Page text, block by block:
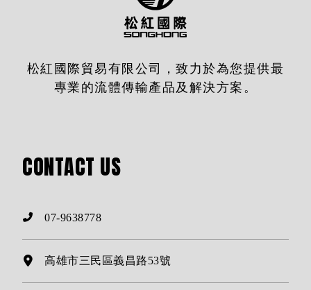
松紅國際貿易有限公司，致力於為您提供最
專業的流體傳輸產品及解決方案。
CONTACT US
07-9638778
高雄市三民區義昌路53號